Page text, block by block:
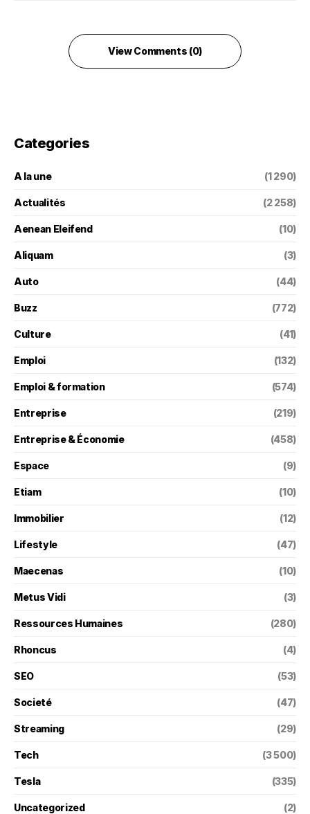
View Comments (0)
Categories
A la une (1 290)
Actualités (2 258)
Aenean Eleifend (10)
Aliquam (3)
Auto (44)
Buzz (772)
Culture (41)
Emploi (132)
Emploi & formation (574)
Entreprise (219)
Entreprise & Économie (458)
Espace (9)
Etiam (10)
Immobilier (12)
Lifestyle (47)
Maecenas (10)
Metus Vidi (3)
Ressources Humaines (280)
Rhoncus (4)
SEO (53)
Societé (47)
Streaming (29)
Tech (3 500)
Tesla (335)
Uncategorized (2)